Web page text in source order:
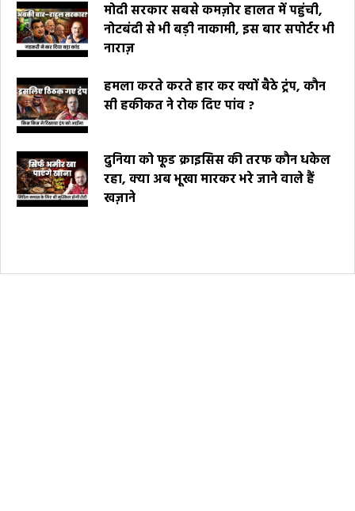
मोदी सरकार सबसे कमज़ोर हालत में पहुंची,
नोटबंदी से भी बड़ी नाकामी, इस बार सपोर्टर भी
नाराज़
हमला करते करते हार कर क्यों बैठे ट्रंप, कौन
सी हकीकत ने रोक दिए पांव ?
दुनिया को फूड क्राइसिस की तरफ कौन धकेल
रहा, क्या अब भूखा मारकर भरे जाने वाले हैं
खज़ाने